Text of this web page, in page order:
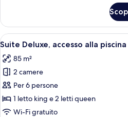
Junior,
accesso
alla
Apri
tutte
le
foto
per
Suite
Deluxe,
6
Suite Deluxe, accesso alla piscina
85 m²
2 camere
Per 6 persone
1 letto king e 2 letti queen
Wi-Fi gratuito